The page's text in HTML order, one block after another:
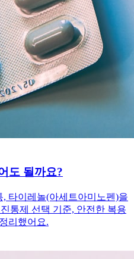
도 될까요?
타이레놀(아세트아미노펜)을
통제 선택 기준, 안전한 복용
리했어요.